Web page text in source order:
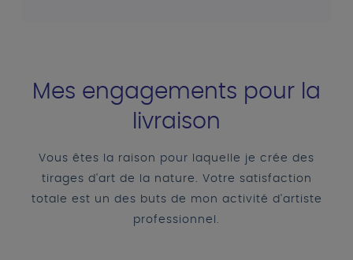
Mes engagements pour la
livraison
Vous êtes la raison pour laquelle je crée des
tirages d'art de la nature. Votre satisfaction
totale est un des buts de mon activité d'artiste
professionnel.